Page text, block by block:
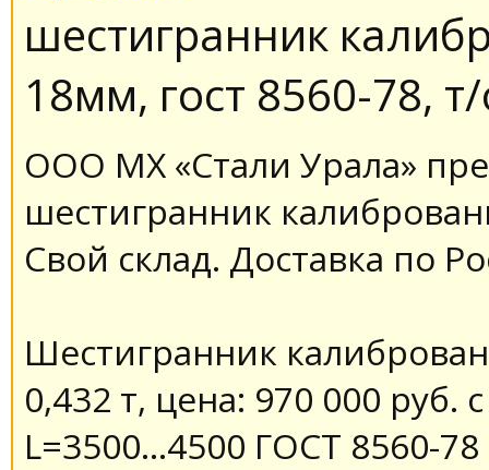
шестигранник
18мм, гост 8560-78,
ООО МХ «Стали Урала»
шестигранник
Свой склад. Доставка по
Шестигранник
0,432 т, цена: 970 000 руб.
L=3500…4500 ГОСТ 8560-78